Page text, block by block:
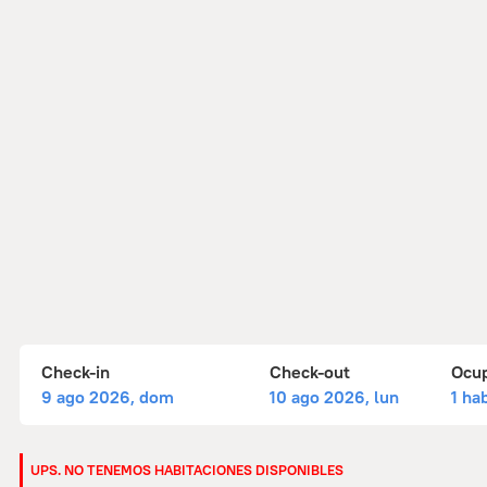
Check-in
9 ago 2026, dom
Check-out
10 ago 2026, lun
1
UPS. NO TENEMOS HABITACIONES DISPONIBLES